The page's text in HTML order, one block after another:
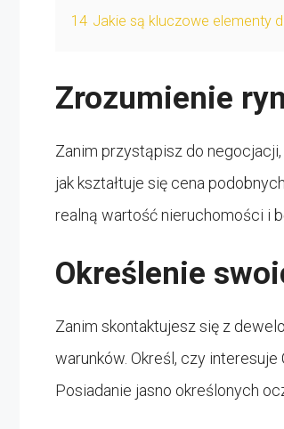
14 Jakie są kluczowe elementy
Zrozumienie
Zanim przystąpisz do
jak kształtuje się cena
realną wartość nieruchomości i
Określenie
Zanim skontaktujesz się z
warunków. Określ, czy
Posiadanie jasno określonych